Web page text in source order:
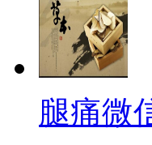
腿痛微